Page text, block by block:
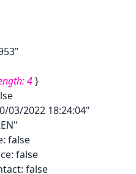
4}
03/2022 18:24:04"
: false
: false
: false